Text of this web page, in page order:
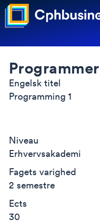
Engelsk titel
Programming 1
Niveau
Erhvervsakademi
Fagets varighed
2 semestre
Ects
30